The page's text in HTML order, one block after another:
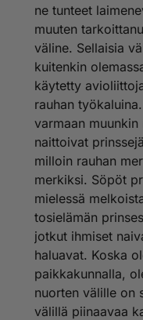
ne tunteet
muuten
väline. Sellaisia
kuitenkin
käytetty
rauhan
varmaan
naittoivat
milloin rauhan
merkiksi. Söpöt
mielessä
tosielämän
jotkut ihmiset
haluavat. Koska
paikkakunnalla,
nuorten välille on
välillä piinaavaa